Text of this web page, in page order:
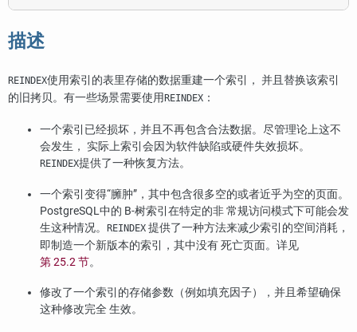
描述
REINDEX使用索引的表里存储的数据重建一个索引， 并且替换该索引
的旧拷贝。有一些场景需要使用 REINDEX ：
一个索引已经损坏，并且不再包含合法数据。尽管理论上这不
会发生， 实际上索引会因为软件缺陷或硬件失效损坏。
REINDEX提供了一种恢复方法。
一个索引变得“臃肿” ，其中包含很多空的或者近乎为空的页面。
PostgreSQL中的 B-树索引在特定的非 常规访问模式下可能会发
生这种情况。
REINDEX 提供了一种方法来减少索引的空间消耗，
即制造一个新版本的索引，其中没有 死亡页面。详见
第 25.2 节。
修改了一个索引的存储参数（例如填充因子），并且希望确保
这种修改完全 生效。